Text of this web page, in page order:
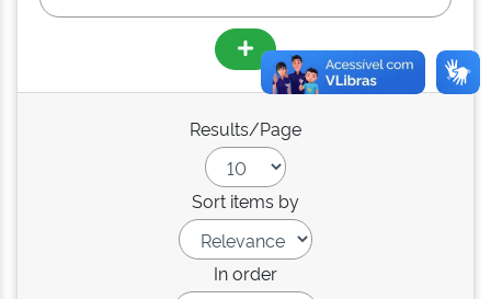
Results/Page
Sort items by
In order